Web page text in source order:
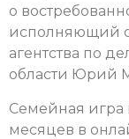
о
исполняющий
агентства по
области Юрий
Семейная игра
месяцев в